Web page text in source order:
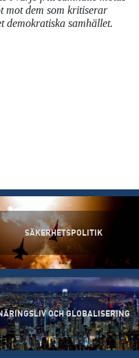
mot dem som kritiserar
demokratiska samhället.
SÄKERHETSPOLITIK
OCH GLOBALISERING